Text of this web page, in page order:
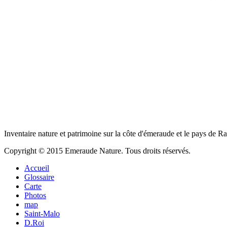
Inventaire nature et patrimoine sur la côte d'émeraude et le pays de
Copyright © 2015 Emeraude Nature. Tous droits réservés.
Accueil
Glossaire
Carte
Photos
map
Saint-Malo
D.Roi